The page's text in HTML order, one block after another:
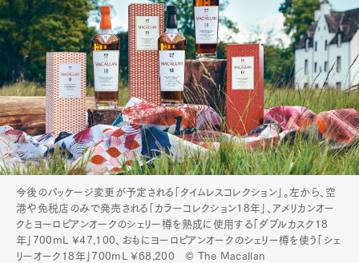
今後のパッケージ変更が予定される「タイムレスコレクション」。左から、空
港や免税店のみで発売される「カラーコレクション18年」、アメリカンオー
クとヨーロピアンオークのシェリー樽を熟成に使用する「ダブルカスク18
年」700mL ¥47,100、おもにヨーロピアンオークのシェリー樽を使う「シェ
リーオーク18年」700mL ¥68,200 © The Macallan